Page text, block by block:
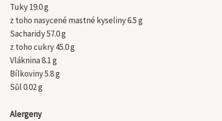
Tuky 19.0 g
z toho nasycené mastné kyseliny 6.5 g
Sacharidy 57.0 g
z toho cukry 45.0 g
Vláknina 8.1 g
Bílkoviny 5.8 g
Sůl 0.02 g
Alergeny